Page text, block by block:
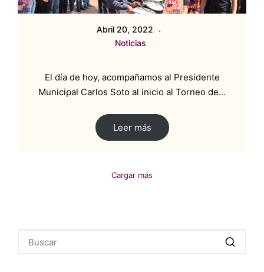
Abril 20, 2022
Noticias
El día de hoy, acompañamos al Presidente
Municipal Carlos Soto al inicio al Torneo de…
Leer más
Cargar más